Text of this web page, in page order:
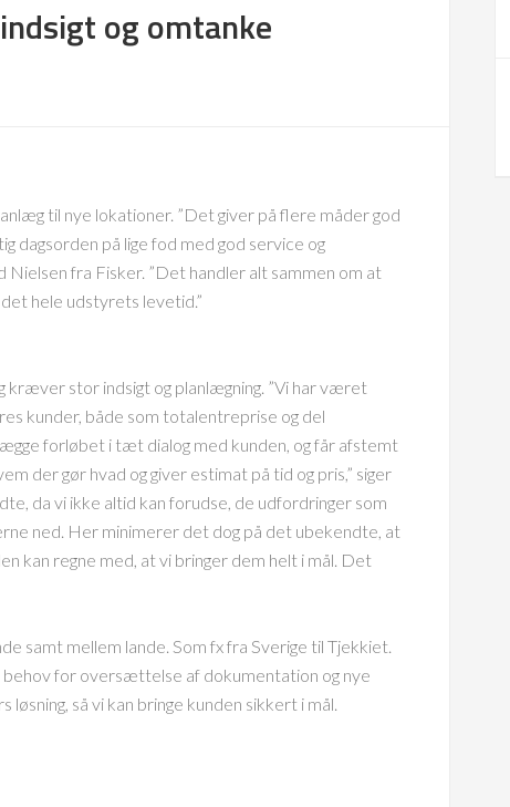
og omtanke
til nye lokationer. ”Det giver på flere måder god
dagsorden på lige fod med god service og
Nielsen fra Fisker. ”Det handler alt sammen om at
hele udstyrets levetid.”
kræver stor indsigt og planlægning. ”Vi har været
kunder, både som totalentreprise og del
forløbet i tæt dialog med kunden, og får afstemt
der gør hvad og giver estimat på tid og pris,” siger
da vi ikke altid kan forudse, de udfordringer som
ned. Her minimerer det dog på det ubekendte, at
kan regne med, at vi bringer dem helt i mål. Det
samt mellem lande. Som fx fra Sverige til Tjekkiet.
for oversættelse af dokumentation og nye
så vi kan bringe kunden sikkert i mål.